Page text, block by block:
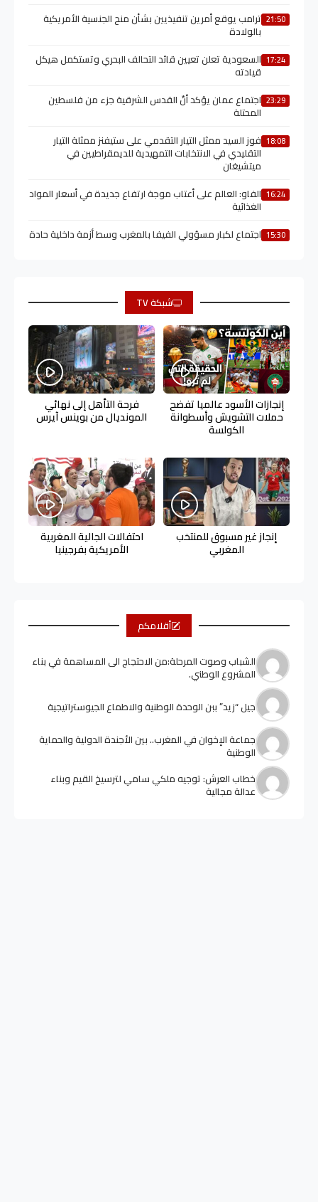
21:50 ترامب يوقع أمرين تنفيذيين بشأن منح الجنسية الأمريكية
بالولادة
17:24 السعودية تعلن تعيين قائد التحالف البحري وتستكمل هيكل
قيادته
23:29 اجتماع عمان يؤكد أنّ القدس الشرقية جزء من فلسطين
المحتلة
18:08 فوز السيد ممثل التيار التقدمي على ستيفنز ممثلة التيار
التقليدي في الانتخابات التمهيدية للديمقراطيين في
ميتشيغان
16:24 الفاو: العالم على أعتاب موجة ارتفاع جديدة في أسعار المواد
الغذائية
15:30 اجتماع لكبار مسؤولي الفيفا بالمغرب وسط أزمة داخلية حادة
شبكة TV
إنجازات الأسود عالميا تفضح
حملات التشويش وأسطوانة
الكولسة
فرحة التأهل إلى نهائي
المونديال من بوينس آيرس
إنجاز غير مسبوق للمنتخب
المغربي
احتفالات الجالية المغربية
الأمريكية بفرجينيا
أقلامكم
الشباب وصوت المرحلة:من الاحتجاج الى المساهمة في بناء
المشروع الوطني.
جيل “زيد” ببن الوحدة الوطنية والاطماع الجيوستراتيجية
جماعة الإخوان في المغرب.. بين الأجندة الدولية والحماية
الوطنية
خطاب العرش: توجيه ملكي سامي لترسيخ القيم وبناء
عدالة مجالية